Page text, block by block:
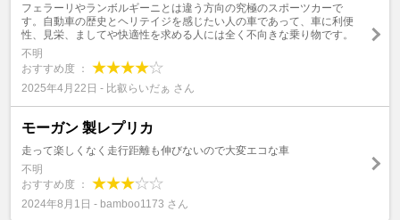
フェラーリやランボルギーニとは違う方向の究極のスポーツカーで
す。自動車の歴史とヘリテイジを感じたい人の車であって、車に利便
性、見栄、ましてや快適性を求める人には全く不向きな乗り物です。
不明
おすすめ度 ：
2025年4月22日 - 比叡らいだぁ さん
モーガン 製レプリカ
走って楽しくなく走行距離も伸びないので大変エコな車
不明
おすすめ度 ：
2024年8月1日 - bamboo1173 さん